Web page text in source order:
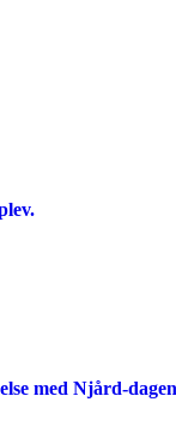
med Njård-dagen